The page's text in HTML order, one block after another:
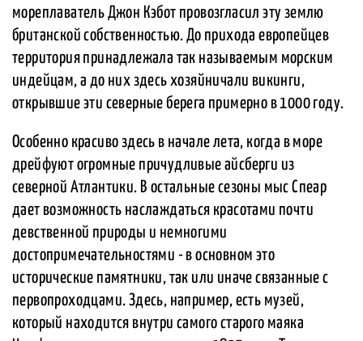
мореплаватель Джон Кэбот провозгласил эту землю
британской собственностью. До прихода европейцев
территория принадлежала так называемым морским
индейцам, а до них здесь хозяйничали викинги,
открывшие эти северные берега примерно в 1000 году.
Особенно красиво здесь в начале лета, когда в море
дрейфуют огромные причудливые айсберги из
северной Атлантики. В остальные сезоны мыс Спеар
дает возможность наслаждаться красотами почти
девственной природы и немногими
достопримечательностями - в основном это
исторические памятники, так или иначе связанные с
первопроходцами. Здесь, например, есть музей,
который находится внутри самого старого маяка